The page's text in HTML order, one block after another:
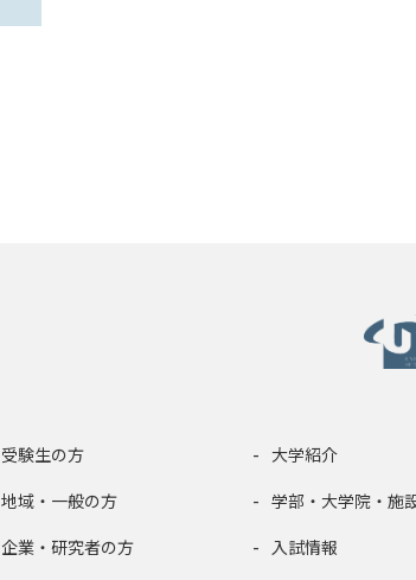
受験生の方
地域・一般の方
企業・研究者の方
大学紹介
学部・大学院・施
入試情報